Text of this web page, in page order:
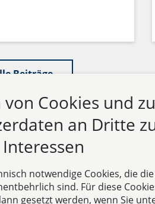
Beiträge
Cookies und
an Dritte
notwendige Cookies, die
sind. Für diese
gesetzt werden, wenn Sie